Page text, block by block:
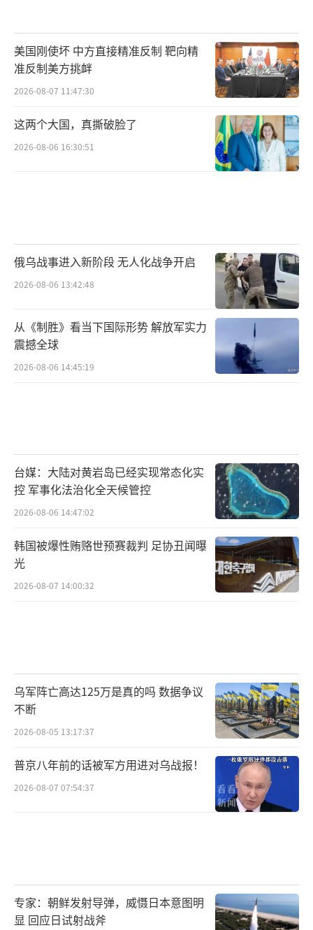
美国刚使坏 中方直接精准反制 靶向精
准反制美方挑衅
2026-08-07 11:47:30
这两个大国，真撕破脸了
2026-08-06 16:30:51
俄乌战事进入新阶段 无人化战争开启
2026-08-06 13:42:48
从《制胜》看当下国际形势 解放军实力
震撼全球
2026-08-06 14:45:19
台媒：大陆对黄岩岛已经实现常态化实
控 军事化法治化全天候管控
2026-08-06 14:47:02
韩国被爆性贿赂世预赛裁判 足协丑闻曝
光
2026-08-07 14:00:32
乌军阵亡高达125万是真的吗 数据争议
不断
2026-08-05 13:17:37
普京八年前的话被军方用进对乌战报！
2026-08-07 07:54:37
专家：朝鲜发射导弹，威慑日本意图明
显 回应日试射战斧